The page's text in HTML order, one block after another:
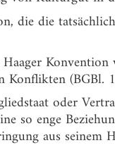
die die
Haager
Konflikten (BGBl.
oder
so enge
aus seinem